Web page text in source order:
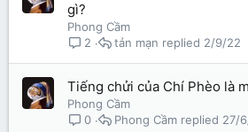
gì?
Phong Cầm
2
2/9/22
tản mạn
Tiếng chửi của Chí Phèo là
Phong Cầm
0
27/
Phong Cầm